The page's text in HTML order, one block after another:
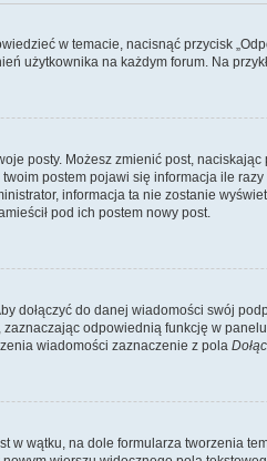
w temacie, nacisnąć przycisk
użytkownika na każdym forum. Na
posty. Możesz zmienić post,
postem pojawi się informacja ile
informacja ta nie zostanie
pod ich postem nowy post.
dołączyć do danej wiadomości swój
odpowiednią funkcję w
wiadomości zaznaczenie z pola
wątku, na dole formularza tworzenia